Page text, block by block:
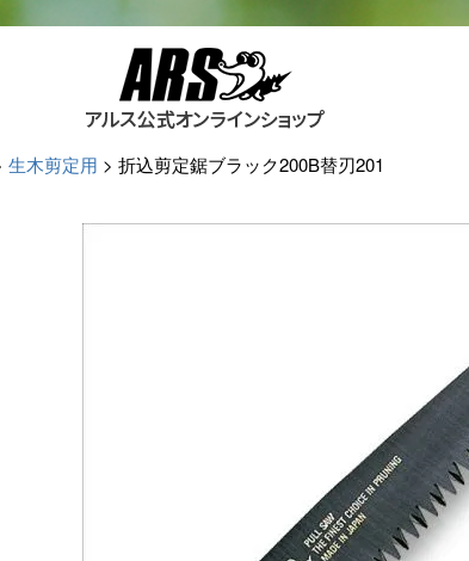
生木剪定用 折込剪定鋸ブラック200B替刃201